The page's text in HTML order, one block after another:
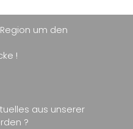
um den
!
aus unserer
?